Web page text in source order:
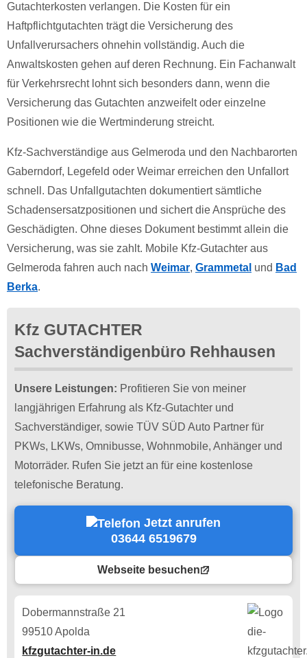
Gutachterkosten verlangen. Die Kosten für ein
Haftpflichtgutachten trägt die Versicherung des
Unfallverursachers ohnehin vollständig. Auch die
Anwaltskosten gehen auf deren Rechnung. Ein Fachanwalt
für Verkehrsrecht lohnt sich besonders dann, wenn die
Versicherung das Gutachten anzweifelt oder einzelne
Positionen wie die Wertminderung streicht.
Kfz-Sachverständige aus Gelmeroda und den Nachbarorten
Gaberndorf, Legefeld oder Weimar erreichen den Unfallort
schnell. Das Unfallgutachten dokumentiert sämtliche
Schadensersatzpositionen und sichert die Ansprüche des
Geschädigten. Ohne dieses Dokument bestimmt allein die
Versicherung, was sie zahlt. Mobile Kfz-Gutachter aus
Gelmeroda fahren auch nach Weimar, Grammetal und Bad
Berka.
Kfz GUTACHTER
Sachverständigenbüro Rehhausen
Unsere Leistungen: Profitieren Sie von meiner
langjährigen Erfahrung als Kfz-Gutachter und
Sachverständiger, sowie TÜV SÜD Auto Partner für
PKWs, LKWs, Omnibusse, Wohnmobile, Anhänger und
Motorräder. Rufen Sie jetzt an für eine kostenlose
telefonische Beratung.
Jetzt anrufen
03644 6519679
Webseite besuchen
Dobermannstraße 21
99510 Apolda
kfzgutachter-in.de